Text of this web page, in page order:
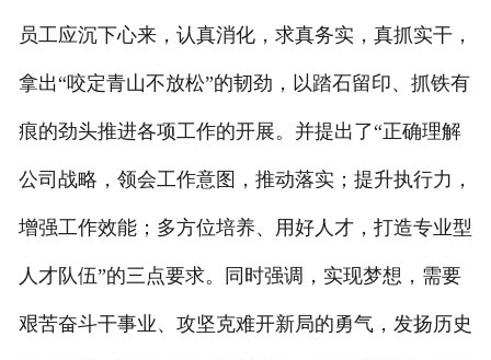
员工应沉下心来，认真消化，求真务实，真抓实干，
拿出“咬定青山不放松”的韧劲，以踏石留印、抓铁有
痕的劲头推进各项工作的开展。并提出了“正确理解
公司战略，领会工作意图，推动落实；提升执行力，
增强工作效能；多方位培养、用好人才，打造专业型
人才队伍”的三点要求。同时强调，实现梦想，需要
艰苦奋斗干事业、攻坚克难开新局的勇气，发扬历史